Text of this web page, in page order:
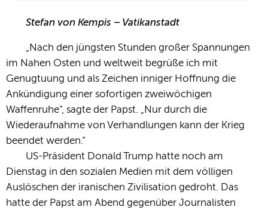
Stefan von Kempis – Vatikanstadt
„Nach den jüngsten Stunden großer Spannungen
im Nahen Osten und weltweit begrüße ich mit
Genugtuung und als Zeichen inniger Hoffnung die
Ankündigung einer sofortigen zweiwöchigen
Waffenruhe“, sagte der Papst. „Nur durch die
Wiederaufnahme von Verhandlungen kann der Krieg
beendet werden.“
US-Präsident Donald Trump hatte noch am
Dienstag in den sozialen Medien mit dem völligen
Auslöschen der iranischen Zivilisation gedroht. Das
hatte der Papst am Abend gegenüber Journalisten